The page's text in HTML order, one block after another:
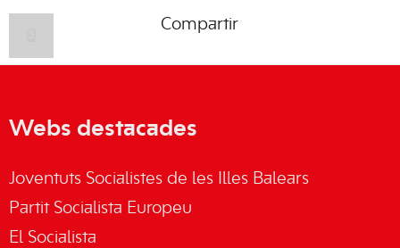
Compartir
Webs destacades
Joventuts Socialistes de les Illes Balears
Partit Socialista Europeu
El Socialista